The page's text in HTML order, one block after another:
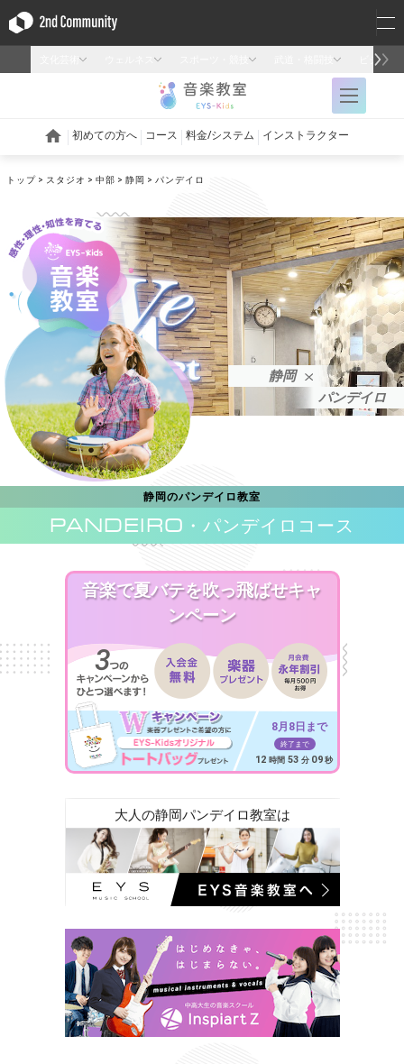
トップ スタジオ 中部 静岡 パンデイロ
静岡
パンデイロ
静岡のパンデイロ教室
PANDEIRO ・パンデイロコース
音楽で夏バテを吹っ飛ばせキャ
ンペーン
8月8日まで
終了まで
12 時間 53 分 06 秒
大人の静岡パンデイロ教室は